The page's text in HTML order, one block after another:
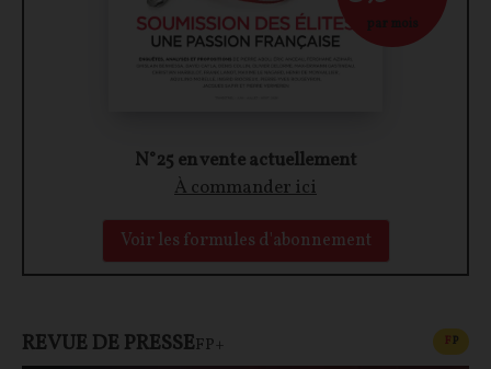
N°25 en vente actuellement
À commander ici
Voir les formules d'abonnement
par mois
REVUE DE PRESSEFP+ FP